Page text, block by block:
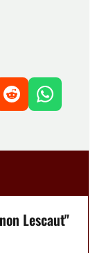
Lescaut"